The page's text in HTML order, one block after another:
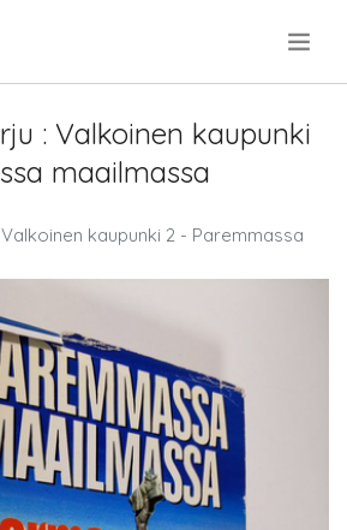
: Valkoinen kaupunki
maailmassa
kaupunki 2 - Paremmassa